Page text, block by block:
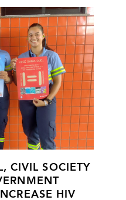
CIVIL SOCIETY
HIV